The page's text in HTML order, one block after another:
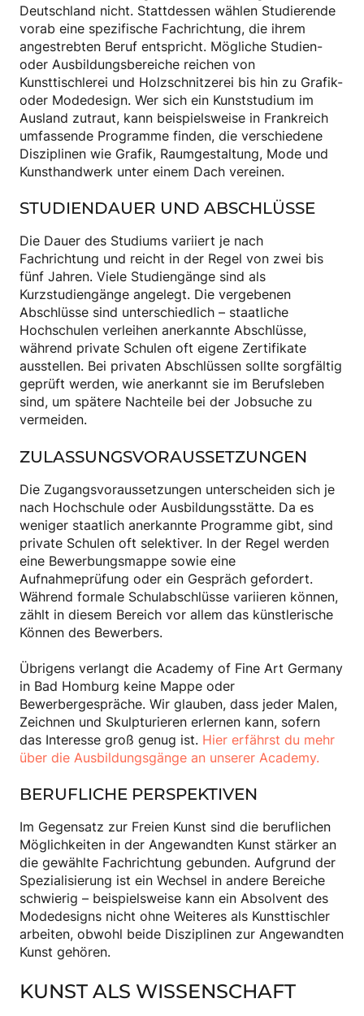
Deutschland nicht. Stattdessen wählen Studierende
vorab eine spezifische Fachrichtung, die ihrem
angestrebten Beruf entspricht. Mögliche Studien-
oder Ausbildungsbereiche reichen von
Kunsttischlerei und Holzschnitzerei bis hin zu Grafik-
oder Modedesign. Wer sich ein Kunststudium im
Ausland zutraut, kann beispielsweise in Frankreich
umfassende Programme finden, die verschiedene
Disziplinen wie Grafik, Raumgestaltung, Mode und
Kunsthandwerk unter einem Dach vereinen.
STUDIENDAUER UND ABSCHLÜSSE
Die Dauer des Studiums variiert je nach
Fachrichtung und reicht in der Regel von zwei bis
fünf Jahren. Viele Studiengänge sind als
Kurzstudiengänge angelegt. Die vergebenen
Abschlüsse sind unterschiedlich – staatliche
Hochschulen verleihen anerkannte Abschlüsse,
während private Schulen oft eigene Zertifikate
ausstellen. Bei privaten Abschlüssen sollte sorgfältig
geprüft werden, wie anerkannt sie im Berufsleben
sind, um spätere Nachteile bei der Jobsuche zu
vermeiden.
ZULASSUNGSVORAUSSETZUNGEN
Die Zugangsvoraussetzungen unterscheiden sich je
nach Hochschule oder Ausbildungsstätte. Da es
weniger staatlich anerkannte Programme gibt, sind
private Schulen oft selektiver. In der Regel werden
eine Bewerbungsmappe sowie eine
Aufnahmeprüfung oder ein Gespräch gefordert.
Während formale Schulabschlüsse variieren können,
zählt in diesem Bereich vor allem das künstlerische
Können des Bewerbers.
Übrigens verlangt die Academy of Fine Art Germany
in Bad Homburg keine Mappe oder
Bewerbergespräche. Wir glauben, dass jeder Malen,
Zeichnen und Skulpturieren erlernen kann, sofern
das Interesse groß genug ist. Hier erfährst du mehr
über die Ausbildungsgänge an unserer Academy.
BERUFLICHE PERSPEKTIVEN
Im Gegensatz zur Freien Kunst sind die beruflichen
Möglichkeiten in der Angewandten Kunst stärker an
die gewählte Fachrichtung gebunden. Aufgrund der
Spezialisierung ist ein Wechsel in andere Bereiche
schwierig – beispielsweise kann ein Absolvent des
Modedesigns nicht ohne Weiteres als Kunsttischler
arbeiten, obwohl beide Disziplinen zur Angewandten
Kunst gehören.
KUNST ALS WISSENSCHAFT